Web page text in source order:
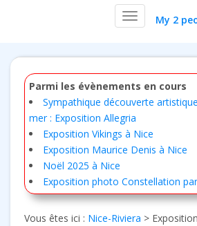
My 2
TOGGLE
Parmi les évènements en cours
Sympathique découverte
mer : Exposition Allegria
Exposition Vikings à Nice
Exposition Maurice Denis à Nice
Noël 2025 à Nice
Exposition photo Constellation
Vous êtes ici : Nice-Riviera >